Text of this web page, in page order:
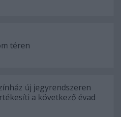
téren
új jegyrendszeren
a következő évad